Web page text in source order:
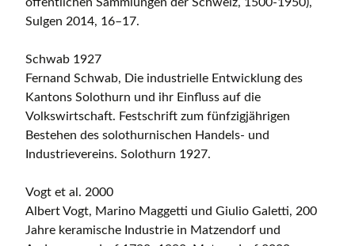
Sulgen 2014, 16–17.
Schwab 1927
Fernand Schwab, Die industrielle Entwicklung des
Kantons Solothurn und ihr Einfluss auf die
Volkswirtschaft. Festschrift zum fünfzigjährigen
Bestehen des solothurnischen Handels- und
Industrievereins. Solothurn 1927.
Vogt et al. 2000
Albert Vogt, Marino Maggetti und Giulio Galetti, 200
Jahre keramische Industrie in Matzendorf und